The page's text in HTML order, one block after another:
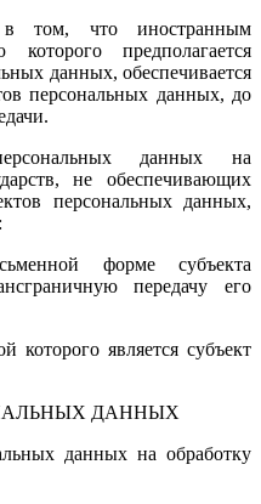
в том, что иностранным
предполагается
данных, обеспечивается
персональных данных, до
данных на
не обеспечивающих
персональных данных,
форме субъекта
передачу его
которого является субъект
ДАННЫХ
данных на обработку